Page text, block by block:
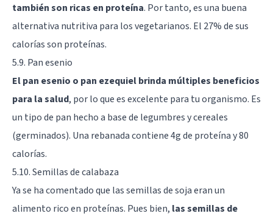
también son ricas en proteína. Por tanto, es una buena
alternativa nutritiva para los vegetarianos. El 27% de sus
calorías son proteínas.
5.9. Pan esenio
El pan esenio o pan ezequiel brinda múltiples beneficios
para la salud, por lo que es excelente para tu organismo. Es
un tipo de pan hecho a base de legumbres y cereales
(germinados). Una rebanada contiene 4g de proteína y 80
calorías.
5.10. Semillas de calabaza
Ya se ha comentado que las semillas de soja eran un
alimento rico en proteínas. Pues bien, las semillas de